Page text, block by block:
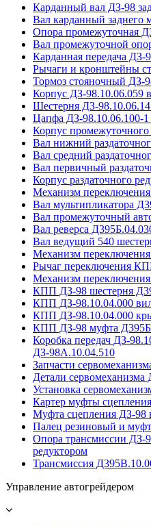
Карданный вал ДЗ-98
Вал карданный заднего
Опора промежуточная
Вал промежуточной
Карданная передача ДЗ-
Рычаги и кронштейны
Тормоз стояночный ДЗ-
Корпус ДЗ-98.10.06.059
Шестерня ДЗ-
Цапфа ДЗ-98.10.06.100-
Корпус
Вал нижний
Вал средний
Вал первичный
Корпус раздаточного
Механизм
Вал мультипликатора
Вал промежуточный
Вал реверса
Вал ведущий 540
Механизм
Рычаг переключения
Механизм переключения
КПП ДЗ-98 шестерня
КПП ДЗ-98.10.04.000
КПП ДЗ-98.10.04.000
КПП ДЗ-98 муфта
Коробка передач ДЗ-
ДЗ-98А.10.04.510
Запчасти
Детали
Установка
Картер муфты
Муфта сцепления ДЗ-98
Палец резиновый и
Опора трансмиссии
редуктором
Трансмиссия
Управление автогрейдером